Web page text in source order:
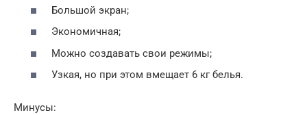
Большой экран;
Экономичная;
Можно создавать свои режимы;
Узкая, но при этом вмещает 6 кг белья.
Минусы: